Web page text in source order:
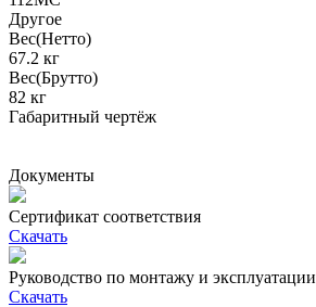
Другое
Вес(Нетто)
67.2 кг
Вес(Брутто)
82 кг
Габаритный чертёж
Документы
Сертификат соответствия
Скачать
Руководство по монтажу и эксплуатации
Скачать